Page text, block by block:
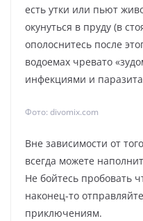
есть утки или пьют
окунуться в пруду (в
ополоснитесь после
водоемах чревато
инфекциями и
Фото: divomix.com
Вне зависимости от
всегда можете
Не бойтесь пробовать
наконец-то
приключениям.